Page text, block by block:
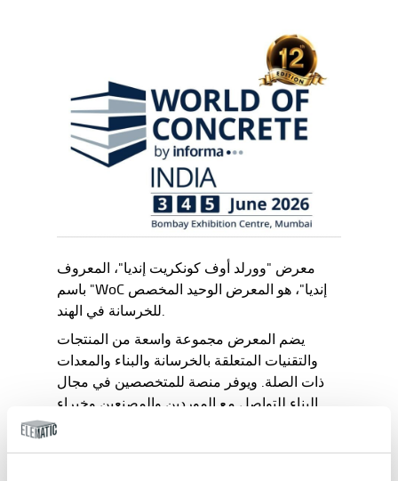
معرض "وورلد أوف كونكريت إنديا"، المعروف
باسم "WoC إنديا"، هو المعرض الوحيد المخصص
للخرسانة في الهند.
يضم المعرض مجموعة واسعة من المنتجات
والتقنيات المتعلقة بالخرسانة والبناء والمعدات
ذات الصلة. ويوفر منصة للمتخصصين في مجال
البناء للتواصل مع الموردين والمصنعين وخبراء